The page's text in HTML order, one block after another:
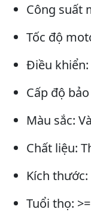
Công suất
Tốc độ
Điều khiển:
Cấp độ
Màu sắc:
Chất liệu:
Kích
Tuổi thọ: